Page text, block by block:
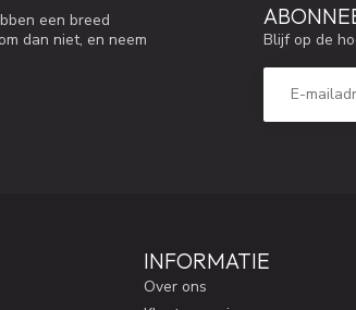
een breed
dan niet, en neem
Blijf op de
INFORMATIE
Over ons